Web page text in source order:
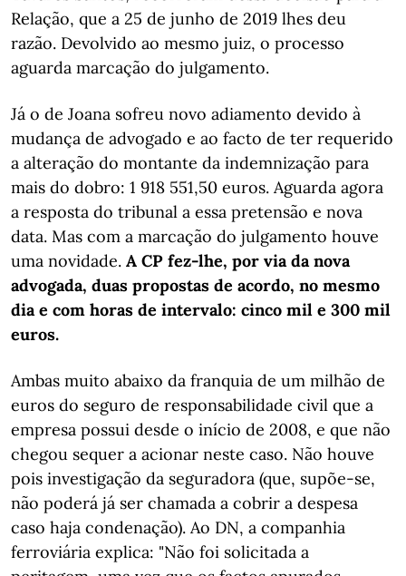
Relação, que a 25 de junho de 2019 lhes deu
razão. Devolvido ao mesmo juiz, o processo
aguarda marcação do julgamento.
Já o de Joana sofreu novo adiamento devido à
mudança de advogado e ao facto de ter requerido
a alteração do montante da indemnização para
mais do dobro: 1 918 551,50 euros. Aguarda agora
a resposta do tribunal a essa pretensão e nova
data. Mas com a marcação do julgamento houve
uma novidade. A CP fez-lhe, por via da nova
advogada, duas propostas de acordo, no mesmo
dia e com horas de intervalo: cinco mil e 300 mil
euros.
Ambas muito abaixo da franquia de um milhão de
euros do seguro de responsabilidade civil que a
empresa possui desde o início de 2008, e que não
chegou sequer a acionar neste caso. Não houve
pois investigação da seguradora (que, supõe-se,
não poderá já ser chamada a cobrir a despesa
caso haja condenação). Ao DN, a companhia
ferroviária explica: "Não foi solicitada a